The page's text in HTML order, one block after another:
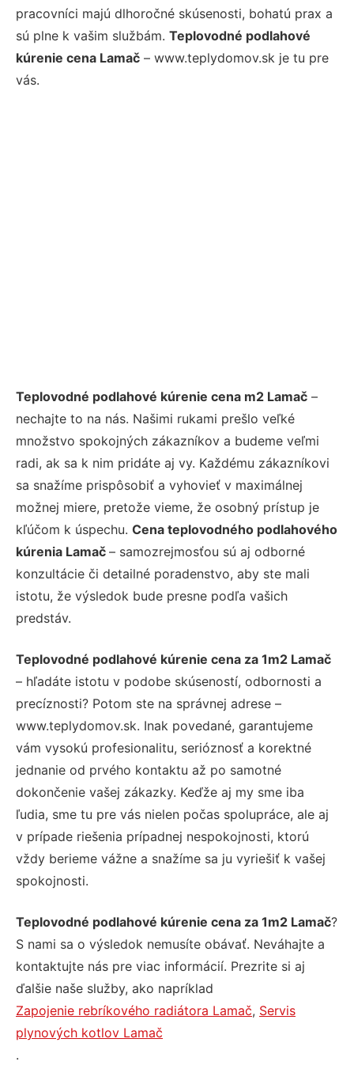
pracovníci majú dlhoročné skúsenosti, bohatú prax a
sú plne k vašim službám. Teplovodné podlahové
kúrenie cena Lamač – www.teplydomov.sk je tu pre
vás.
Teplovodné podlahové kúrenie cena m2 Lamač –
nechajte to na nás. Našimi rukami prešlo veľké
množstvo spokojných zákazníkov a budeme veľmi
radi, ak sa k nim pridáte aj vy. Každému zákazníkovi
sa snažíme prispôsobiť a vyhovieť v maximálnej
možnej miere, pretože vieme, že osobný prístup je
kľúčom k úspechu. Cena teplovodného podlahového
kúrenia Lamač – samozrejmosťou sú aj odborné
konzultácie či detailné poradenstvo, aby ste mali
istotu, že výsledok bude presne podľa vašich
predstáv.
Teplovodné podlahové kúrenie cena za 1m2 Lamač
– hľadáte istotu v podobe skúseností, odbornosti a
precíznosti? Potom ste na správnej adrese –
www.teplydomov.sk. Inak povedané, garantujeme
vám vysokú profesionalitu, serióznosť a korektné
jednanie od prvého kontaktu až po samotné
dokončenie vašej zákazky. Keďže aj my sme iba
ľudia, sme tu pre vás nielen počas spolupráce, ale aj
v prípade riešenia prípadnej nespokojnosti, ktorú
vždy berieme vážne a snažíme sa ju vyriešiť k vašej
spokojnosti.
Teplovodné podlahové kúrenie cena za 1m2 Lamač?
S nami sa o výsledok nemusíte obávať. Neváhajte a
kontaktujte nás pre viac informácií. Prezrite si aj
ďalšie naše služby, ako napríklad
Zapojenie rebríkového radiátora Lamač, Servis
plynových kotlov Lamač
.